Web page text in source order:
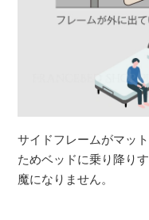
サイドフレームがマッ
ためベッドに乗り降り
魔になりません。